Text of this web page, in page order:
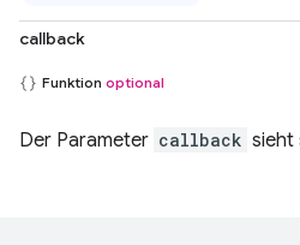
callback
Funktion optional
Der Parameter callback sieht